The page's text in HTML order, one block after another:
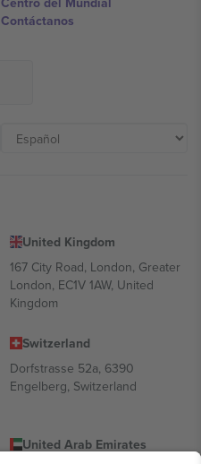
Contáctanos
United Kingdom
167 City Road, London, Greater
London, EC1V 1AW, United
Kingdom
Switzerland
Dorfstrasse 52a, 6390
Engelberg, Switzerland
United Arab Emirates